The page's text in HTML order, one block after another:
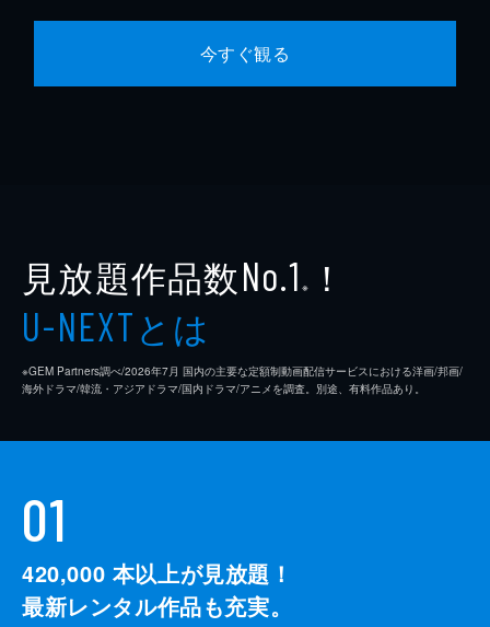
今すぐ観る
見放題作品数No.1 ※ ！
U-NEXTとは
※GEM Partners調べ/2026年7⽉ 国内の主要な定額制動画配信サービスにおける洋画/邦画/
海外ドラマ/韓流・アジアドラマ/国内ドラマ/アニメを調査。別途、有料作品あり。
01
420,000 本以上が見放題！
最新レンタル作品も充実。